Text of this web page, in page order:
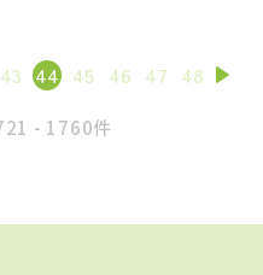
43 44 45 46 47 48
- 1760件